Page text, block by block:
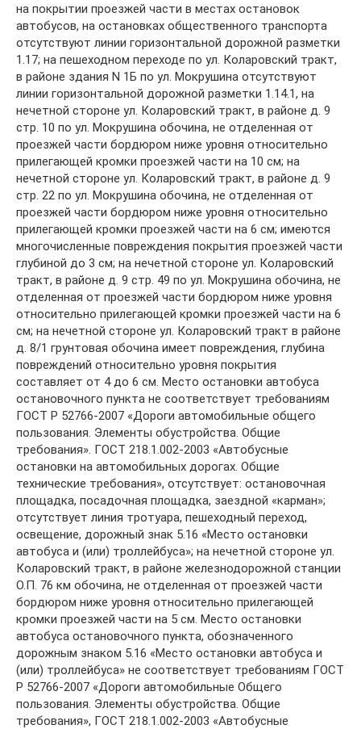
на покрытии проезжей части в местах остановок
автобусов, на остановках общественного транспорта
отсутствуют линии горизонтальной дорожной разметки
1.17; на пешеходном переходе по ул. Коларовский тракт,
в районе здания N 1Б по ул. Мокрушина отсутствуют
линии горизонтальной дорожной разметки 1.14.1, на
нечетной стороне ул. Коларовский тракт, в районе д. 9
стр. 10 по ул. Мокрушина обочина, не отделенная от
проезжей части бордюром ниже уровня относительно
прилегающей кромки проезжей части на 10 см; на
нечетной стороне ул. Коларовский тракт, в районе д. 9
стр. 22 по ул. Мокрушина обочина, не отделенная от
проезжей части бордюром ниже уровня относительно
прилегающей кромки проезжей части на 6 см; имеются
многочисленные повреждения покрытия проезжей части
глубиной до 3 см; на нечетной стороне ул. Коларовский
тракт, в районе д. 9 стр. 49 по ул. Мокрушина обочина, не
отделенная от проезжей части бордюром ниже уровня
относительно прилегающей кромки проезжей части на 6
см; на нечетной стороне ул. Коларовский тракт в районе
д. 8/1 грунтовая обочина имеет повреждения, глубина
повреждений относительно уровня покрытия
составляет от 4 до 6 см. Место остановки автобуса
остановочного пункта не соответствует требованиям
ГОСТ Р 52766-2007 «Дороги автомобильные общего
пользования. Элементы обустройства. Общие
требования». ГОСТ 218.1.002-2003 «Автобусные
остановки на автомобильных дорогах. Общие
технические требования», отсутствует: остановочная
площадка, посадочная площадка, заездной «карман»;
отсутствует линия тротуара, пешеходный переход,
освещение, дорожный знак 5.16 «Место остановки
автобуса и (или) троллейбуса»; на нечетной стороне ул.
Коларовский тракт, в районе железнодорожной станции
О.П. 76 км обочина, не отделенная от проезжей части
бордюром ниже уровня относительно прилегающей
кромки проезжей части на 5 см. Место остановки
автобуса остановочного пункта, обозначенного
дорожным знаком 5.16 «Место остановки автобуса и
(или) троллейбуса» не соответствует требованиям ГОСТ
Р 52766-2007 «Дороги автомобильные Общего
пользования. Элементы обустройства. Общие
требования», ГОСТ 218.1.002-2003 «Автобусные